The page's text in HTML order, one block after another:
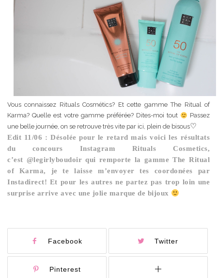
Vous connaissez Rituals Cosmétics? Et cette gamme The Ritual of
Karma? Quelle est votre gamme préférée? Dites-moi tout
Passez
une belle journée, on se retrouve très vite par ici, plein de bisous♡
Edit 11/06 : Désolée pour le retard mais voici les résultats
du concours Instagram Rituals Cosmetics,
c’est @legirlyboudoir qui remporte la gamme The Ritual
of Karma, je te laisse m’envoyer tes coordonées par
Instadirect! Et pour les autres ne partez pas trop loin une
surprise arrive avec une jolie marque de bijoux
Facebook Twitter
Pinterest